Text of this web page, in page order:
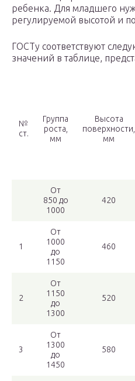
ребенка. Для младшего
регулируемой высотой и
ГОСТу соответствуют
значений в таблице,
№
ст.
Группа
роста,
мм
Высота
поверхности,
мм
От
850 до
1000
420
1
От
1000
до
1150
460
2
От
1150
до
1300
520
3
От
1300
до
1450
580